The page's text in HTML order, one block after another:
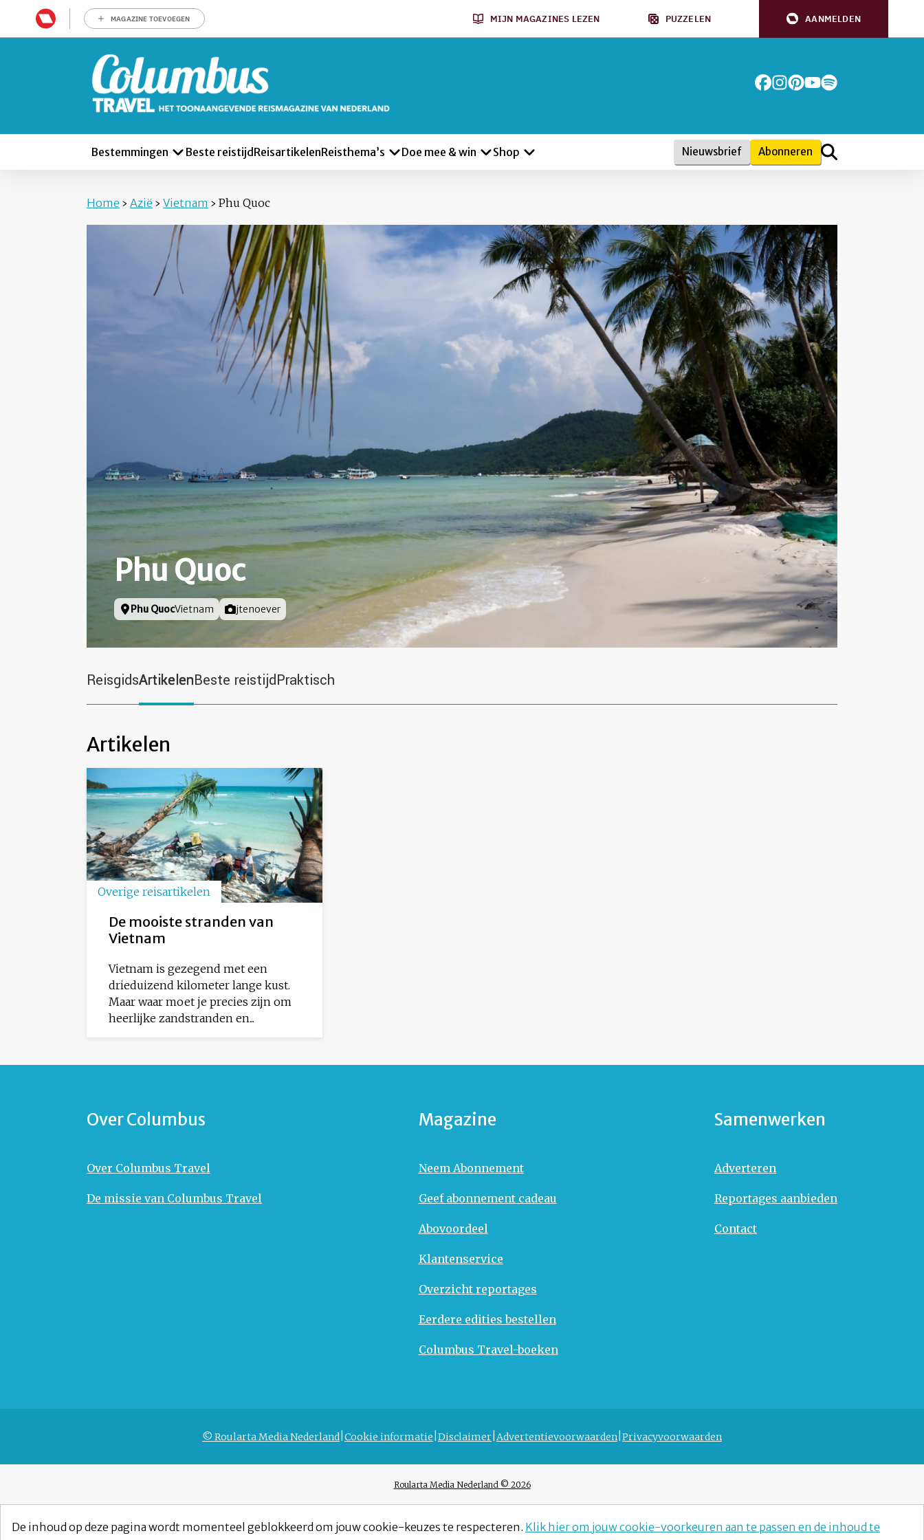
MAGAZINE TOEVOEGEN MIJN MAGAZINES LEZEN PUZZELEN AANMELDEN
Bestemmingen Beste reistijd ReisartikelenReisthema’s Doe mee & win Shop Nieuwsbrief Abonneren
Home › Azië › Vietnam › Phu Quoc
Phu Quoc
Locatie
Phu QuocVietnam Foto door
jtenoever
ReisgidsArtikelenBeste reistijdPraktisch
Artikelen
Overige reisartikelen
De mooiste stranden van
Vietnam
Vietnam is gezegend met een
drieduizend kilometer lange kust.
Maar waar moet je precies zijn om
heerlijke zandstranden en...
Over Columbus
Over Columbus Travel
De missie van Columbus Travel
Magazine
Neem Abonnement
Geef abonnement cadeau
Abovoordeel
Klantenservice
Overzicht reportages
Eerdere edities bestellen
Columbus Travel-boeken
Samenwerken
Adverteren
Reportages aanbieden
Contact
© Roularta Media Nederland Cookie informatie Disclaimer Advertentievoorwaarden Privacyvoorwaarden
Roularta Media Nederland © 2026
De inhoud op deze pagina wordt momenteel geblokkeerd om jouw cookie-keuzes te respecteren. Klik hier om jouw cookie-voorkeuren aan te passen en de inhoud te